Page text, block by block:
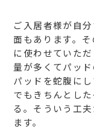
ご入居者様が自
面もあります。
に使わせていた
量が多くてパッ
パッドを蛇腹に
でもきちんとし
る。そういう工
ます。